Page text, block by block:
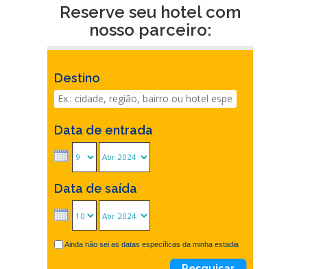
Reserve seu hotel com
nosso parceiro:
Destino
Data de entrada
Data de saída
Ainda não sei as datas específicas da minha estadia